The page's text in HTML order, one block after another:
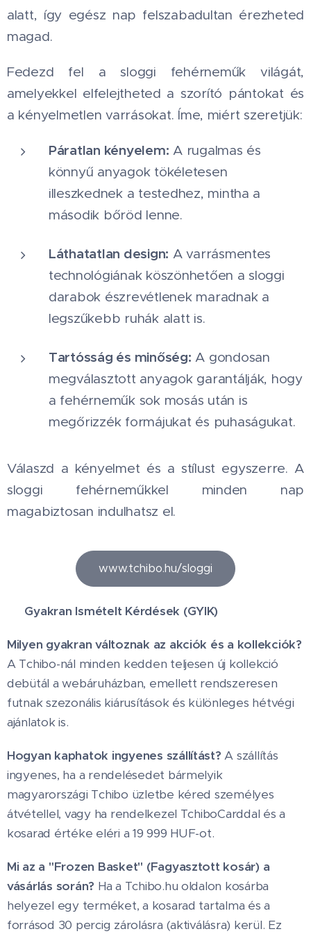
alatt, így egész nap felszabadultan érezheted
magad.
Fedezd fel a sloggi fehérneműk világát,
amelyekkel elfelejtheted a szorító pántokat és
a kényelmetlen varrásokat. Íme, miért szeretjük:
Páratlan kényelem: A rugalmas és
könnyű anyagok tökéletesen
illeszkednek a testedhez, mintha a
második bőröd lenne.
Láthatatlan design: A varrásmentes
technológiának köszönhetően a sloggi
darabok észrevétlenek maradnak a
legszűkebb ruhák alatt is.
Tartósság és minőség: A gondosan
megválasztott anyagok garantálják, hogy
a fehérneműk sok mosás után is
megőrizzék formájukat és puhaságukat.
Válaszd a kényelmet és a stílust egyszerre. A
sloggi fehérneműkkel minden nap
magabiztosan indulhatsz el.
www.tchibo.hu/sloggi
💬 Gyakran Ismételt Kérdések (GYIK)
Milyen gyakran változnak az akciók és a kollekciók?
A Tchibo-nál minden kedden teljesen új kollekció
debütál a webáruházban, emellett rendszeresen
futnak szezonális kiárusítások és különleges hétvégi
ajánlatok is.
Hogyan kaphatok ingyenes szállítást? A szállítás
ingyenes, ha a rendelésedet bármelyik
magyarországi Tchibo üzletbe kéred személyes
átvétellel, vagy ha rendelkezel TchiboCarddal és a
kosarad értéke eléri a 19 999 HUF-ot.
Mi az a "Frozen Basket" (Fagyasztott kosár) a
vásárlás során? Ha a Tchibo.hu oldalon kosárba
helyezel egy terméket, a kosarad tartalma és a
forrásod 30 percig zárolásra (aktiválásra) kerül. Ez